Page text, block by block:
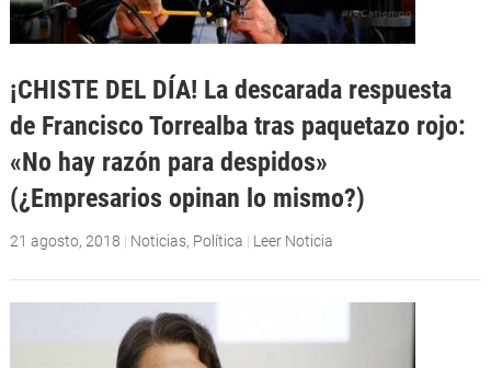
¡CHISTE DEL DÍA! La descarada respuesta
de Francisco Torrealba tras paquetazo rojo:
«No hay razón para despidos»
(¿Empresarios opinan lo mismo?)
21 agosto, 2018 | Noticias, Política | Leer Noticia